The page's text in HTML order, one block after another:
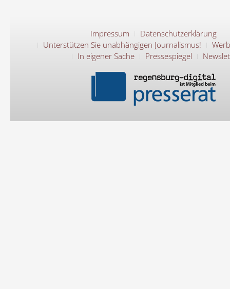
Impressum
Datenschutzerklärung
Unterstützen Sie unabhängigen Journalismus!
In eigener Sache
Pressespiegel